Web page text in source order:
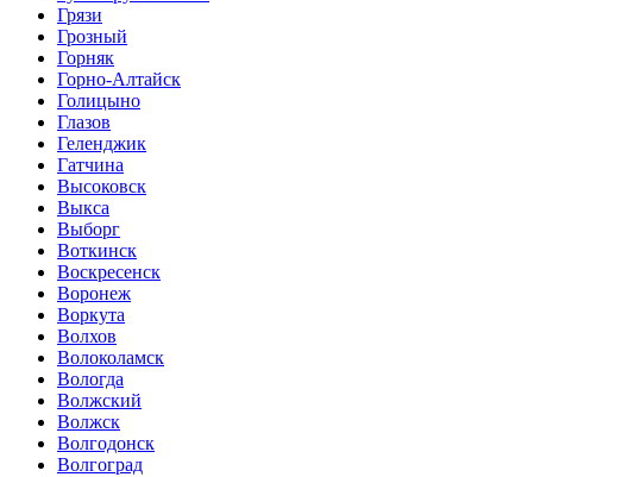
Грязи
Грозный
Горняк
Горно-Алтайск
Голицыно
Глазов
Геленджик
Гатчина
Высоковск
Выкса
Выборг
Воткинск
Воскресенск
Воронеж
Воркута
Волхов
Волоколамск
Вологда
Волжский
Волжск
Волгодонск
Волгоград